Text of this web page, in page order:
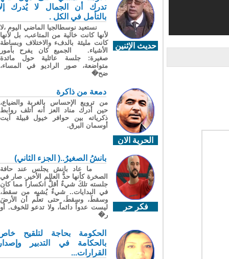
حديث الإثنين
تدرك أن الجمال لا يُدرك إلا
بالتأمل في الكل .
نستعيد نوسطالجيا الماضي اليوم ،لا
لأنها كانت خالية من المتاعب، بل لأنها
كانت مليئة بالدفء والاختلاف وبساطة
الأشياء. الجميع كان يفرح بأمور
صغيرة: جلسة عائلية حول مائدة
متواضعة، صور الراديو في المساء،
ضح�
الحرية الان
دمعة من ذاكرة
من ترويع الإحساس بالغربة والضياع،
حين أدرك مناد العز أنه أتلف روابط
ذكرياته بين حوافر خيول قبيلة آيت
أوسمان البرق.
فكر حر
بانشُ الصغيرُ..( الجزء الثاني)
ما عاد بانش يجلس عند حافة
الصخرة كأنها حدُّ العالم الأخير. صار في
جلسته تلكَ شيءٌ أقلُّ انكساراً مما كان
في البدايات.. شيءٌ يُشبِه من سقطَ،
وسقطَ، وسقطَ، حتى تعلّم أن الأرضَ
ليست عدواً دائماً، ولا تدعو للخوف. أو
ر�
الحكومة بحاجة لتلقيح خاص
بالحكامة في التدبير وإصدار
القرارات...